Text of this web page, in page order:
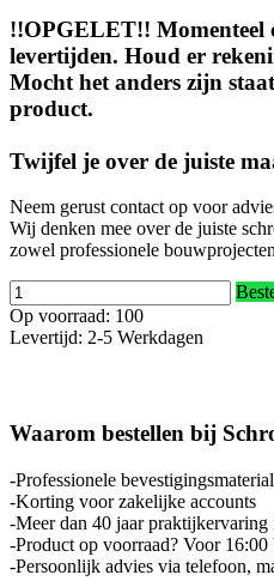
!!OPGELET!! Momenteel
levertijden. Houd er
Mocht het anders zijn
product.
Twijfel je over de juiste
Neem gerust contact op voor
Wij denken mee over de juiste
zowel professionele
Op voorraad: 100
Levertijd: 2-5 Werkdagen
Waarom bestellen bij
-Professionele
-Korting voor zakelijke accounts
-Meer dan 40 jaar praktijkervaring
-Product op voorraad? Voor
-Persoonlijk advies via telefoon,